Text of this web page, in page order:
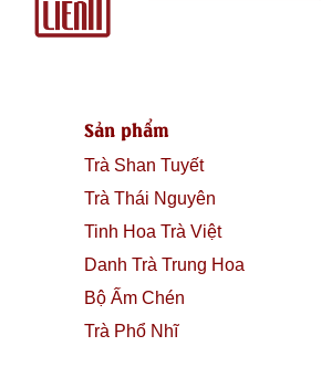
Sản phẩm
Trà Shan Tuyết
Trà Thái Nguyên
Tinh Hoa Trà Việt
Danh Trà Trung Hoa
Bộ Ấm Chén
Trà Phổ Nhĩ